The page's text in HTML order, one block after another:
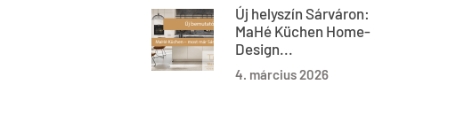
Új helyszín Sárváron:
MaHé Küchen Home-
Design...
4. március 2026